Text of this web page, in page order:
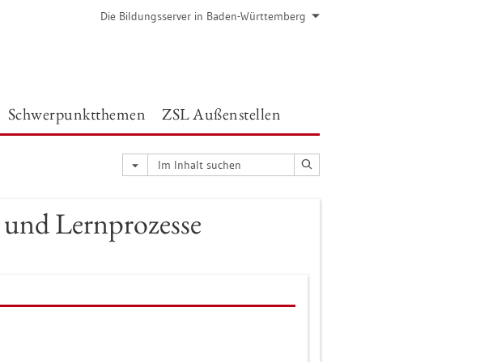
Die Bil­dungs­ser­ver in Baden-Würt­tem­berg
Schwer­punkt­the­men ZSL Au­ßen­stel­len
Lern­pro­zes­se